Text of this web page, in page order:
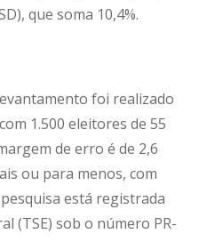
que soma 10,4%.
foi realizado
1.500 eleitores de 55
de erro é de 2,6
ou para menos, com
está registrada
(TSE) sob o número PR-